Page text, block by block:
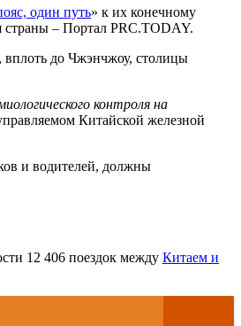
один путь» к их конечному
страны – Портал PRC.TODAY.
вплоть до Чжэнчжоу, столицы
контроля на
Китайской железной
и водителей, должны
12 406 поездок между Китаем и